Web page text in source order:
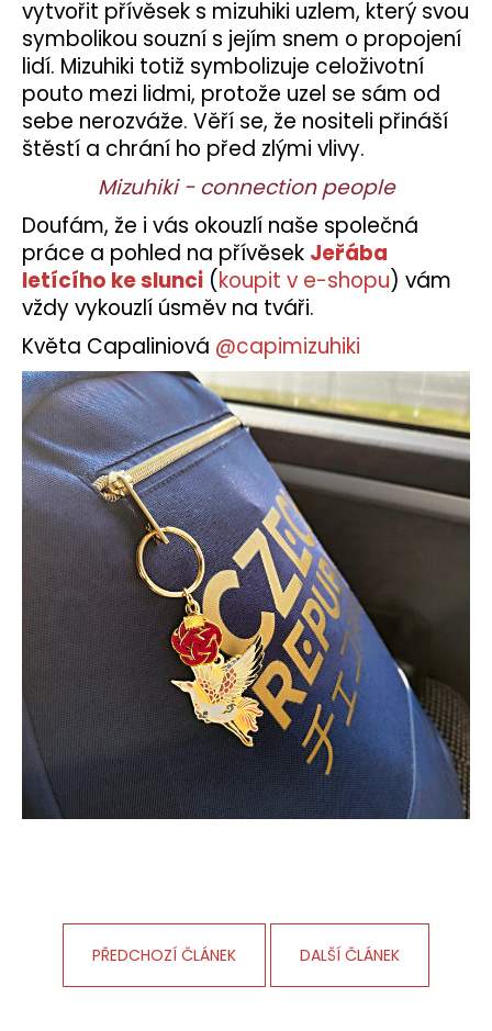
vytvořit přívěsek s mizuhiki uzlem, který svou
symbolikou souzní s jejím snem o propojení
lidí. Mizuhiki totiž symbolizuje celoživotní
pouto mezi lidmi, protože uzel se sám od
sebe nerozváže. Věří se, že nositeli přináší
štěstí a chrání ho před zlými vlivy.
Mizuhiki - connection people
Doufám, že i vás okouzlí naše společná
práce a pohled na přívěsek Jeřába
letícího ke slunci (koupit v e-shopu) vám
vždy vykouzlí úsměv na tváři.
Květa Capaliniová @capimizuhiki
PŘEDCHOZÍ ČLÁNEK DALŠÍ ČLÁNEK